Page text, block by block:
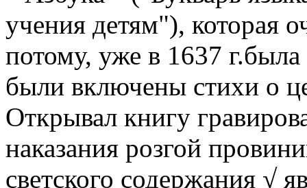
учения детям"), которая
потому, уже в 1637
были включены стихи о
Открывал книгу
наказания розгой
светского содержания √